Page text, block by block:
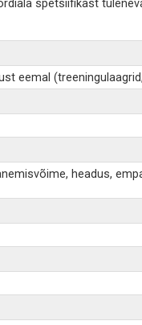
spetsiifikast
eemal
headus,